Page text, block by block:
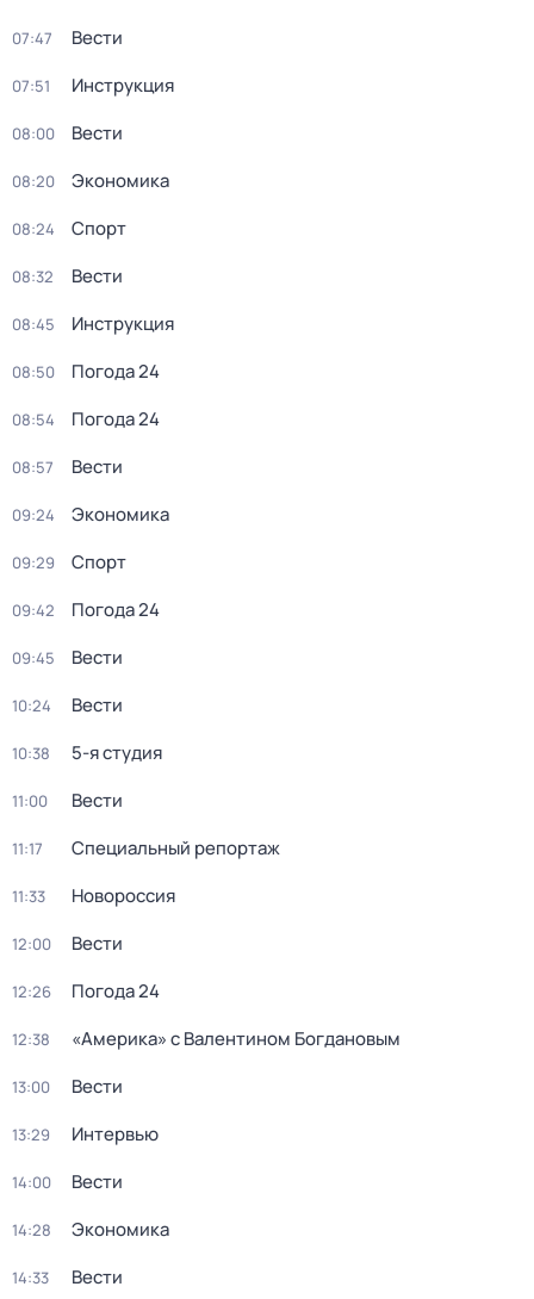
07:47 Вести
07:51 Инструкция
08:00 Вести
08:20 Экономика
08:24 Спорт
08:32 Вести
08:45 Инструкция
08:50 Погода 24
08:54 Погода 24
08:57 Вести
09:24 Экономика
09:29 Спорт
09:42 Погода 24
09:45 Вести
10:24 Вести
10:38 5-я студия
11:00 Вести
11:17 Специальный репортаж
11:33 Новороссия
12:00 Вести
12:26 Погода 24
12:38 «Америка» с Валентином Богдановым
13:00 Вести
13:29 Интервью
14:00 Вести
14:28 Экономика
14:33 Вести